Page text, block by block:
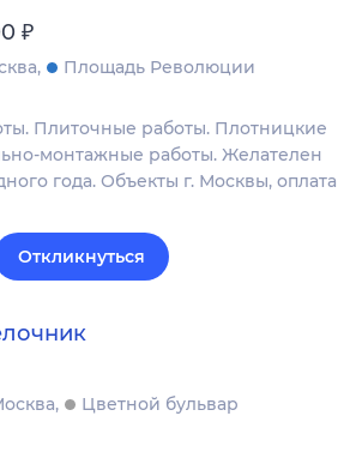
₽
Площадь Революции
Плиточные работы. Плотницкие
монтажные работы. Желателен
года. Объекты г. Москвы, оплата
Откликнуться
Цветной бульвар